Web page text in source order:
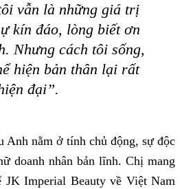
vẫn là những giá trị
kín đáo, lòng biết ơn
Nhưng cách tôi sống,
hiện bản thân lại rất
đại”.
Anh nằm ở tính chủ động, sự độc
doanh nhân bản lĩnh. Chị mang
JK Imperial Beauty về Việt Nam